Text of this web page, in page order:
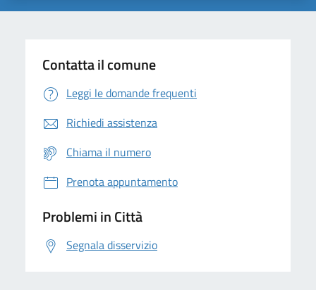
Contatta il comune
Leggi le domande frequenti
Richiedi assistenza
Chiama il numero
Prenota appuntamento
Problemi in Città
Segnala disservizio